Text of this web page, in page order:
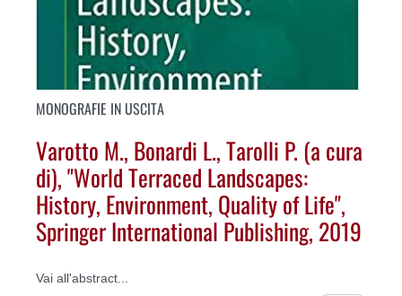
MONOGRAFIE IN USCITA
Varotto M., Bonardi L., Tarolli P. (a cura
di), "World Terraced Landscapes:
History, Environment, Quality of Life",
Springer International Publishing, 2019
Vai all'abstract...